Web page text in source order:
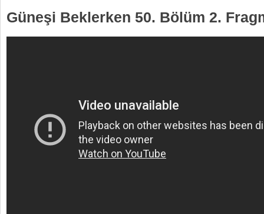
Güneşi Beklerken 50. Bölüm 2.